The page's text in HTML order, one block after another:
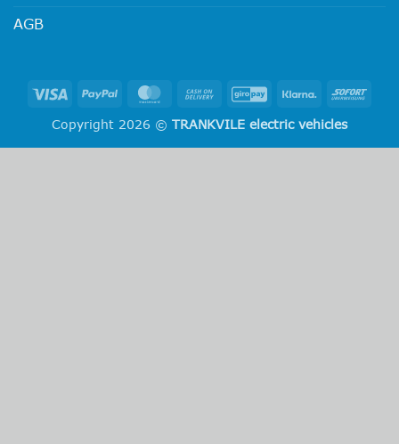
AGB
Visa PayPal MasterCard
Cash
Delivery
GiroPay Klarna
Copyright 2026 © TRANKVILE electric vehicles